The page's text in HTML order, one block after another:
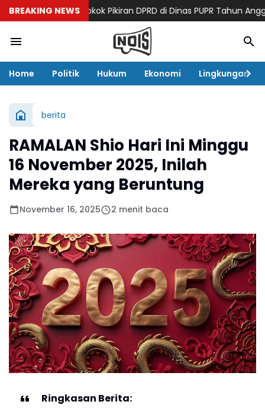
BREAKING NEWS
Tak Ada Pokok Pikiran DPRD di Dinas PUPR Tahun Anggaran
Home Politik Hukum Ekonomi Lingkungan
berita
RAMALAN Shio Hari Ini Minggu
16 November 2025, Inilah
Mereka yang Beruntung
November 16, 2025 2 menit baca
Ringkasan Berita: